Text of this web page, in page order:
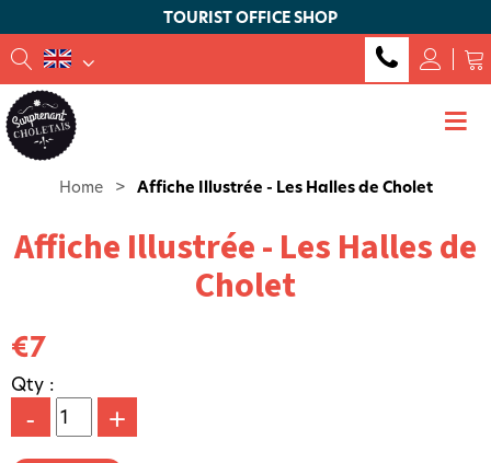
TOURIST OFFICE SHOP
Home > Affiche Illustrée - Les Halles de Cholet
Affiche Illustrée - Les Halles de
Cholet
€7
Qty :
- +